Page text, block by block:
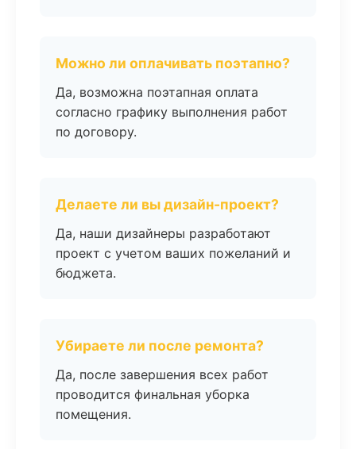
Можно ли оплачивать поэтапно?
Да, возможна поэтапная оплата
согласно графику выполнения работ
по договору.
Делаете ли вы дизайн-проект?
Да, наши дизайнеры разработают
проект с учетом ваших пожеланий и
бюджета.
Убираете ли после ремонта?
Да, после завершения всех работ
проводится финальная уборка
помещения.